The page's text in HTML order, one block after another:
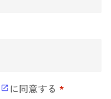
に同意する *